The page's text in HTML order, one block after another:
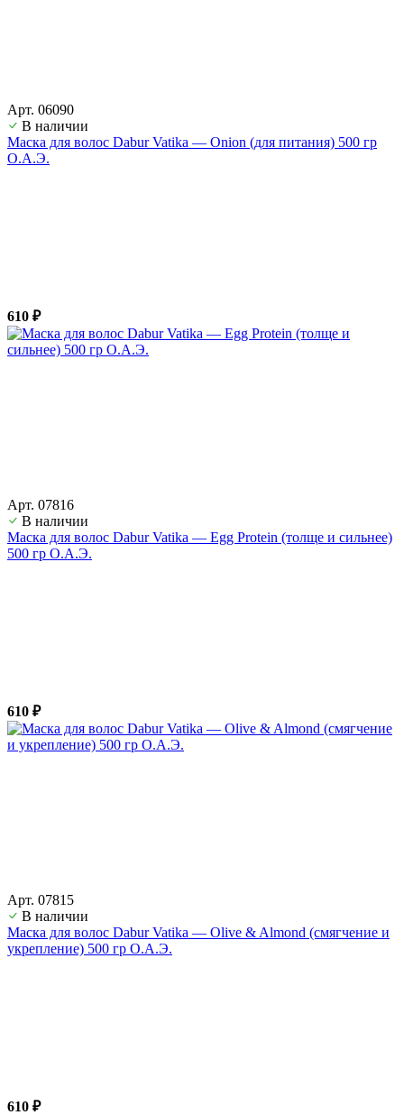
Арт. 06090
В наличии
Маска для волос Dabur Vatika — Onion (для питания) 500 гр
О.А.Э.
610 ₽
Арт. 07816
В наличии
Маска для волос Dabur Vatika — Egg Protein (толще и сильнее)
500 гр О.А.Э.
610 ₽
Арт. 07815
В наличии
Маска для волос Dabur Vatika — Olive & Almond (смягчение и
укрепление) 500 гр О.А.Э.
610 ₽